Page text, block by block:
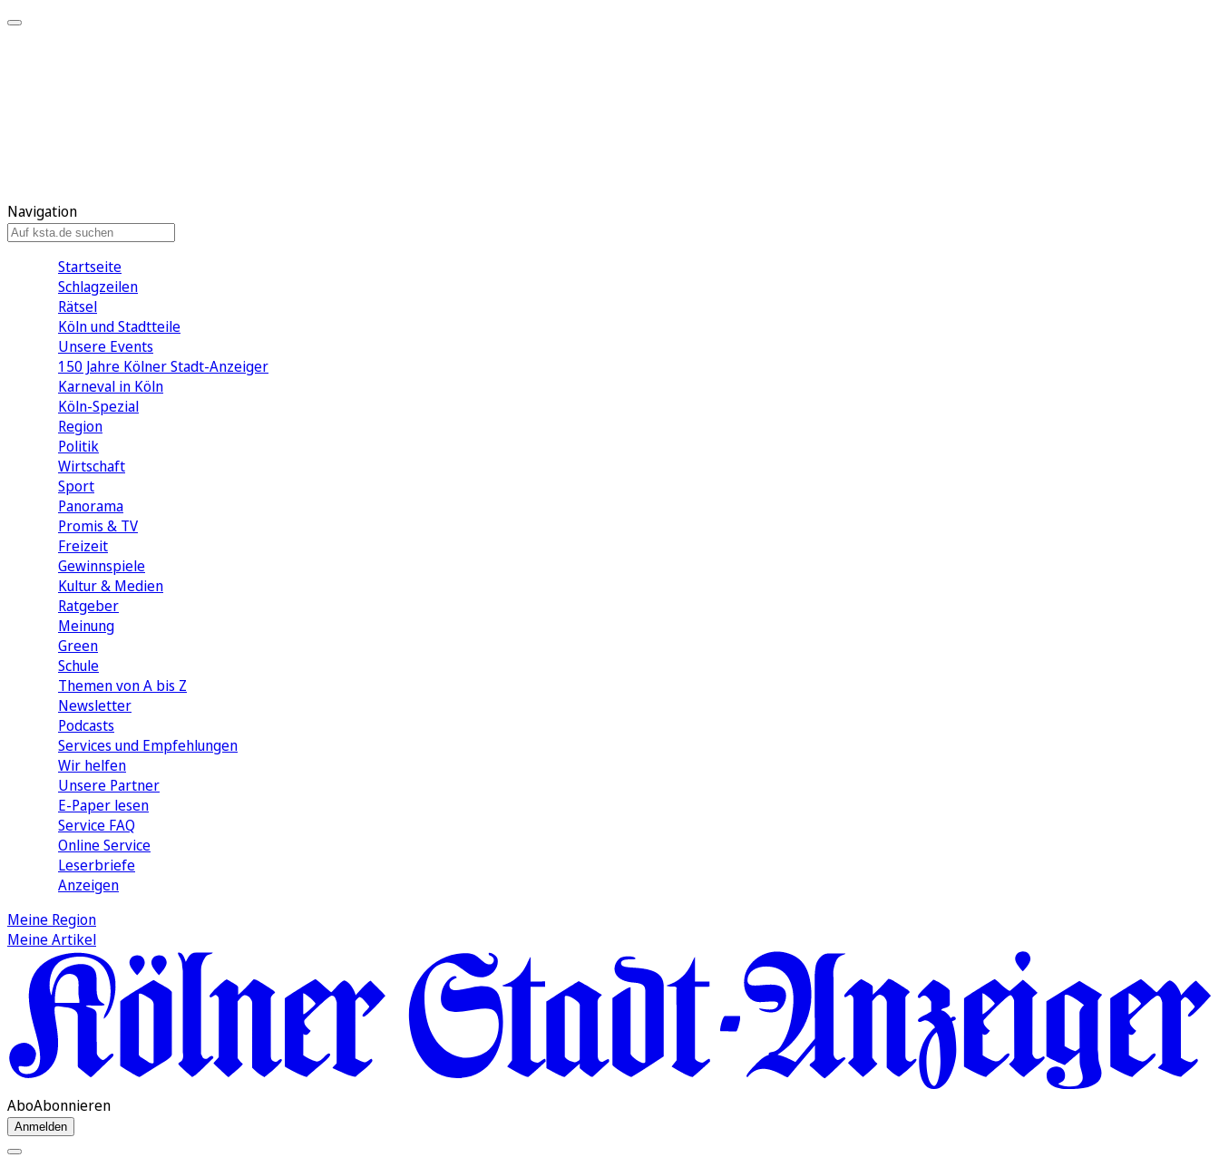
Navigation
Startseite
Schlagzeilen
Rätsel
Köln und Stadtteile
Unsere Events
150 Jahre Kölner Stadt-Anzeiger
Karneval in Köln
Köln-Spezial
Region
Politik
Wirtschaft
Sport
Panorama
Promis & TV
Freizeit
Gewinnspiele
Kultur & Medien
Ratgeber
Meinung
Green
Schule
Themen von A bis Z
Newsletter
Podcasts
Services und Empfehlungen
Wir helfen
Unsere Partner
E-Paper lesen
Service FAQ
Online Service
Leserbriefe
Anzeigen
Meine Region
Meine Artikel
AboAbonnieren
Anmelden